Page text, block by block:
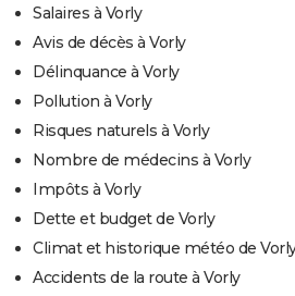
Salaires à Vorly
Avis de décès à Vorly
Délinquance à Vorly
Pollution à Vorly
Risques naturels à Vorly
Nombre de médecins à Vorly
Impôts à Vorly
Dette et budget de Vorly
Climat et historique météo de
Accidents de la route à Vorly